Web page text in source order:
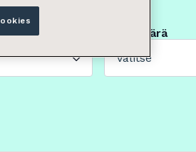
Neliömäärä
Valitse